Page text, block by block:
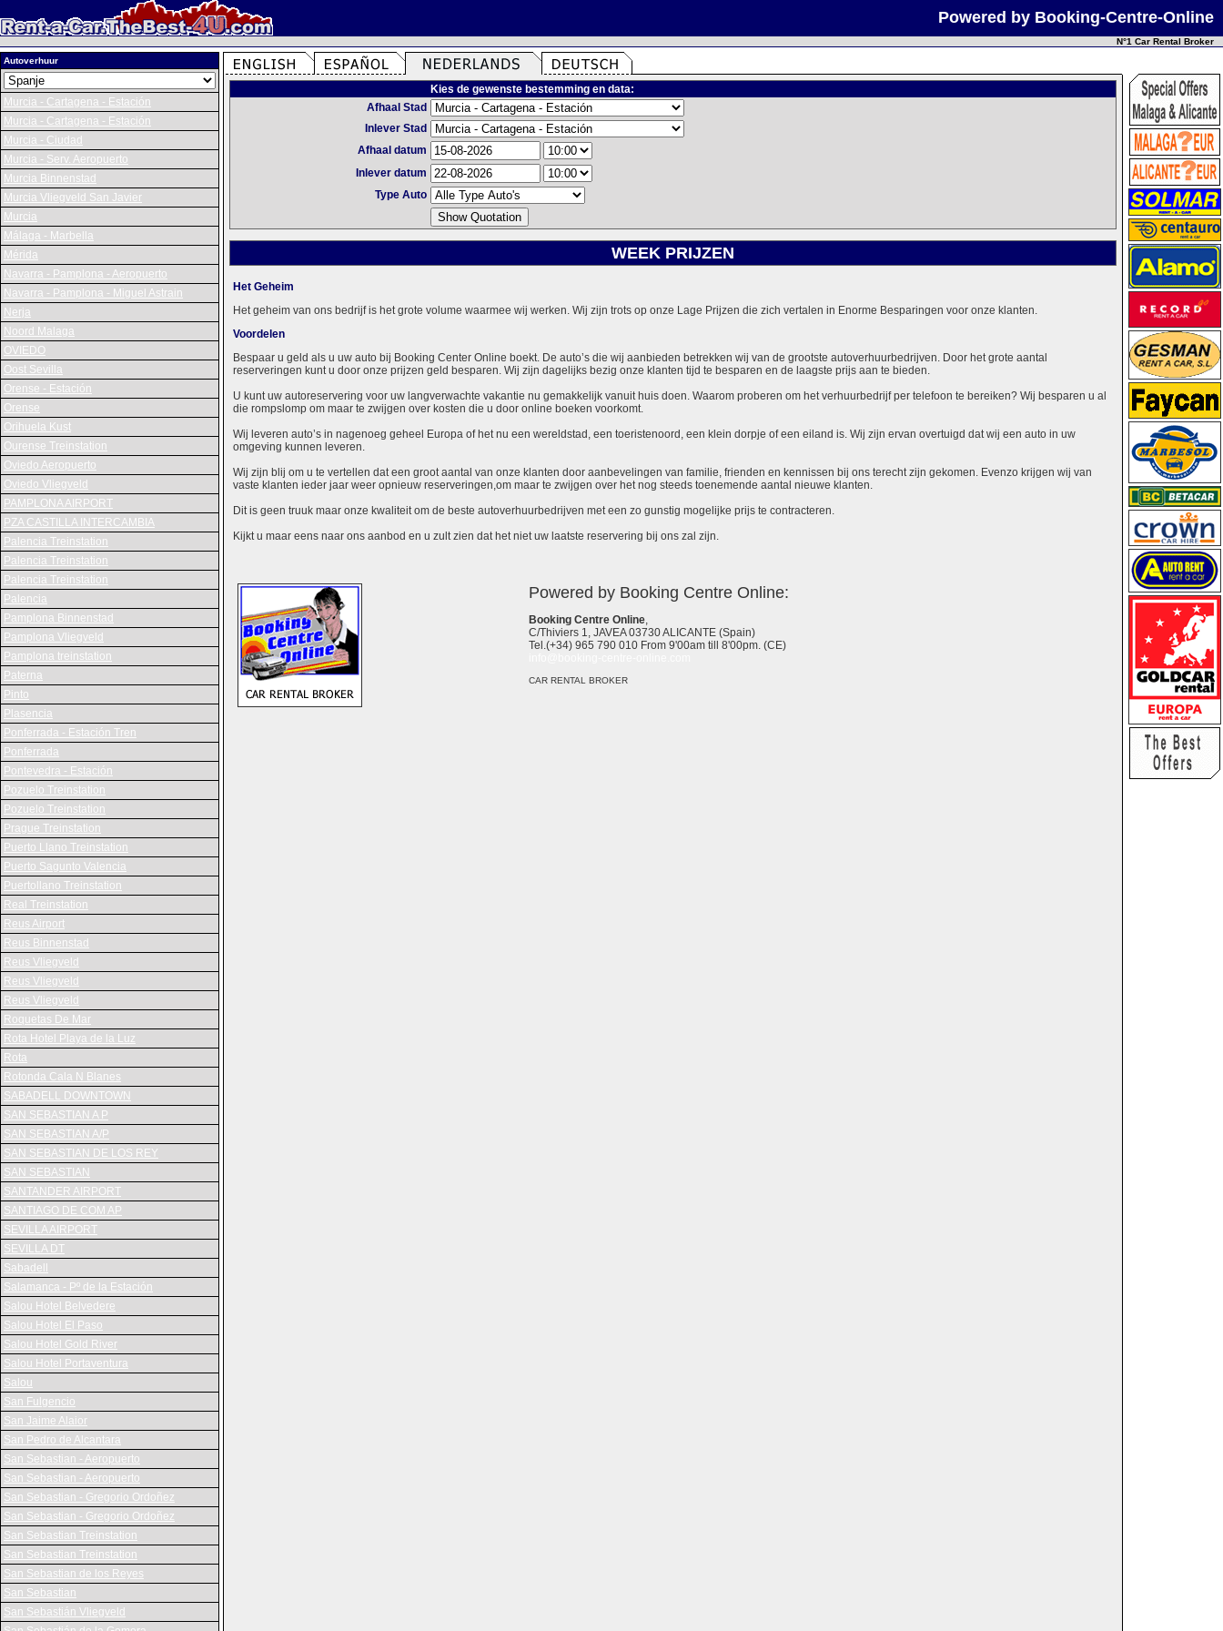
Powered by Booking-Centre-Online
N°1 Car Rental Broker
Autoverhuur
Murcia - Cartagena - Estación
Murcia - Cartagena - Estación
Murcia - Ciudad
Murcia - Serv. Aeropuerto
Murcia Binnenstad
Murcia Vliegveld San Javier
Murcia
Málaga - Marbella
Mérida
Navarra - Pamplona - Aeropuerto
Navarra - Pamplona - Miguel Astrain
Nerja
Noord Malaga
OVIEDO
Oost Sevilla
Orense - Estación
Orense
Orihuela Kust
Ourense Treinstation
Oviedo Aeropuerto
Oviedo Vliegveld
PAMPLONA AIRPORT
PZA CASTILLA INTERCAMBIA
Palencia Treinstation
Palencia Treinstation
Palencia Treinstation
Palencia
Pamplona Binnenstad
Pamplona Vliegveld
Pamplona treinstation
Paterna
Pinto
Plasencia
Ponferrada - Estación Tren
Ponferrada
Pontevedra - Estación
Pozuelo Treinstation
Pozuelo Treinstation
Prague Treinstation
Puerto Llano Treinstation
Puerto Sagunto Valencia
Puertollano Treinstation
Real Treinstation
Reus Airport
Reus Binnenstad
Reus Vliegveld
Reus Vliegveld
Reus Vliegveld
Roquetas De Mar
Rota Hotel Playa de la Luz
Rota
Rotonda Cala N Blanes
SABADELL DOWNTOWN
SAN SEBASTIAN A P
SAN SEBASTIAN A/P
SAN SEBASTIAN DE LOS REY
SAN SEBASTIAN
SANTANDER AIRPORT
SANTIAGO DE COM AP
SEVILLA AIRPORT
SEVILLA DT
Sabadell
Salamanca - Pº de la Estación
Salou Hotel Belvedere
Salou Hotel El Paso
Salou Hotel Gold River
Salou Hotel Portaventura
Salou
San Fulgencio
San Jaime Alaior
San Pedro de Alcantara
San Sebastian - Aeropuerto
San Sebastian - Aeropuerto
San Sebastian - Gregorio Ordoñez
San Sebastian - Gregorio Ordoñez
San Sebastian Treinstation
San Sebastian Treinstation
San Sebastian de los Reyes
San Sebastian
San Sebastián Vliegveld
Kies de gewenste bestemming en data:
Afhaal Stad
Inlever Stad
Afhaal datum
Inlever datum
Type Auto
WEEK PRIJZEN
Het Geheim
Het geheim van ons bedrijf is het grote volume waarmee wij werken. Wij zijn trots op onze Lage Prijzen die zich vertalen in Enorme Besparingen voor onze klanten.
Voordelen
Bespaar u geld als u uw auto bij Booking Center Online boekt. De auto’s die wij aanbieden betrekken wij van de grootste autoverhuurbedrijven. Door het grote aantal
reserveringen kunt u door onze prijzen geld besparen. Wij zijn dagelijks bezig onze klanten tijd te besparen en de laagste prijs aan te bieden.
U kunt uw autoreservering voor uw langverwachte vakantie nu gemakkelijk vanuit huis doen. Waarom proberen om het verhuurbedrijf per telefoon te bereiken? Wij besparen u al
die rompslomp om maar te zwijgen over kosten die u door online boeken voorkomt.
Wij leveren auto’s in nagenoeg geheel Europa of het nu een wereldstad, een toeristenoord, een klein dorpje of een eiland is. Wij zijn ervan overtuigd dat wij een auto in uw
omgeving kunnen leveren.
Wij zijn blij om u te vertellen dat een groot aantal van onze klanten door aanbevelingen van familie, frienden en kennissen bij ons terecht zijn gekomen. Evenzo krijgen wij van
vaste klanten ieder jaar weer opnieuw reserveringen,om maar te zwijgen over het nog steeds toenemende aantal nieuwe klanten.
Dit is geen truuk maar onze kwaliteit om de beste autoverhuurbedrijven met een zo gunstig mogelijke prijs te contracteren.
Kijkt u maar eens naar ons aanbod en u zult zien dat het niet uw laatste reservering bij ons zal zijn.
Powered by Booking Centre Online:
Booking Centre Online,
C/Thiviers 1, JAVEA 03730 ALICANTE (Spain)
Tel.(+34) 965 790 010 From 9'00am till 8'00pm. (CE)
CAR RENTAL BROKER